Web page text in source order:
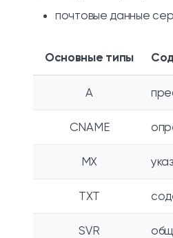
почтовые данные
Основные типы
A
CNAME
MX
TXT
SVR